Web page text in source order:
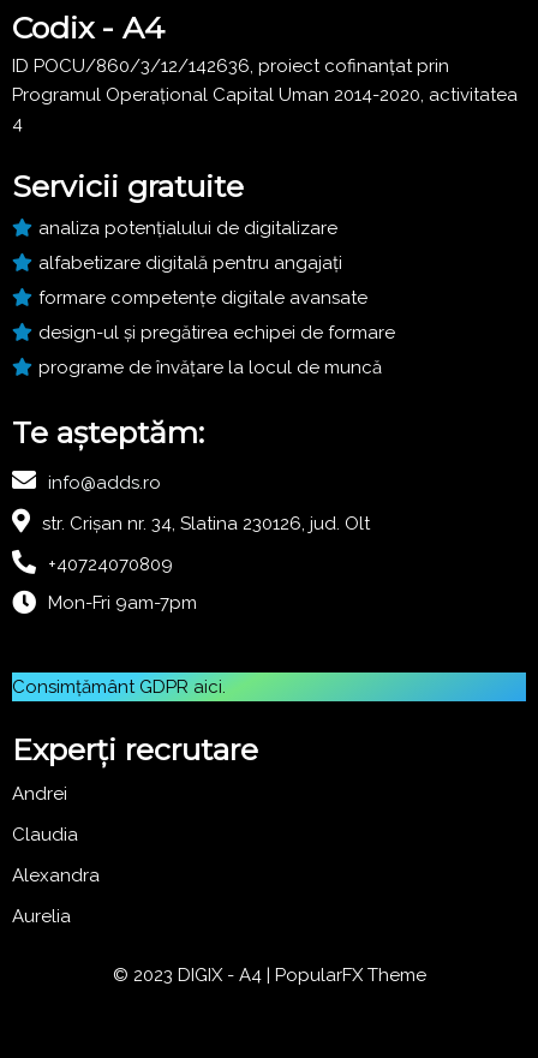
Codix - A4
ID POCU/860/3/12/142636, proiect cofinanțat prin
Programul Operațional Capital Uman 2014-2020, activitatea
4
Servicii gratuite
analiza potențialului de digitalizare
alfabetizare digitală pentru angajați
formare competențe digitale avansate
design-ul și pregătirea echipei de formare
programe de învățare la locul de muncă
Te așteptăm:
info@adds.ro
str. Crișan nr. 34, Slatina 230126, jud. Olt
+40724070809
Mon-Fri 9am-7pm
Consimțământ GDPR aici.
Experți recrutare
Andrei
Claudia
Alexandra
Aurelia
© 2023 DIGIX - A4 | PopularFX Theme